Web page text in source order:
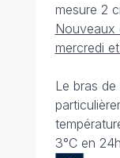
mesure 2
Nouveaux
mercredi
Le bras
3°C en